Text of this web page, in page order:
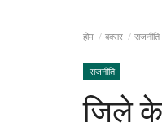
होम बक्सर राजनीति
राजनीति
जिले के